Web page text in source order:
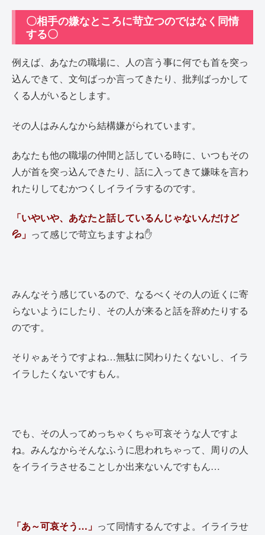
〇相手の嫌なところに苛立つのではなく同情
する〇
例えば、あなたの職場に、人の言う事に何でも首を突っ
込んできて、文句ばっか言ってきたり、批判ばっかして
くる人がいるとします。
その人はみんなから結構嫌がられています。
あなたも他の職場の仲間と話している時に、いつもその
人が首を突っ込んできたり、話に入ってきて嫌味を言わ
れたりしてむかつくしイライラするのです。
「いやいや、あなたと話しているんじゃないんだけど
💦」 って感じで苛立ちますよね✋
みんなそう感じているので、なるべくその人の近くに寄
らないようにしたり、その人が来ると話を辞めたりする
のです。
そりゃぁそうですよね…無駄に関わりたくないし、イラ
イラしたくないですもん。
でも、その人ってめっちゃくちゃ可哀そうな人ですよ
ね。みんなからそんなふうに思われちゃって、周りの人
をイライラさせることしか出来ないんですもん…
「あ～可哀そう…」 って同情するんですよ。イライラせ